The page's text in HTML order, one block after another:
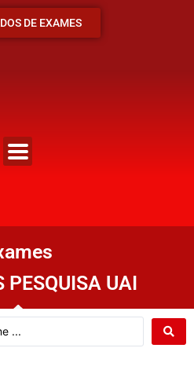
DE EXAMES
PESQUISA UAI